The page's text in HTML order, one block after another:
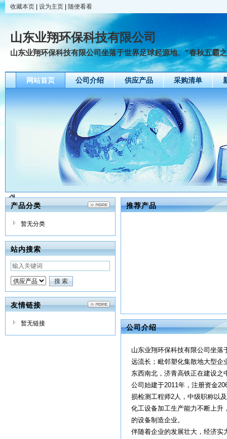
收藏本页 设为主页 随便看看
山东业翔环保科技有限公司
山东业翔环保科技有限公司坐落于世界足球起源地、“春秋五霸
网站首页 公司介绍 供应产品 采购清单
产品分类
暂无分类
站内搜索
友情链接
暂无链接
推荐产品
公司介绍
山东业翔环保科技有限公司坐落
远流长；毗邻塑化集散地大型企
东西南北，济青高铁正在建设之
公司始建于2011年，注册资金
损检测工程师2人，中级职称以
化工设备加工生产能力不断上升
的设备制造企业。
伴随着企业的发展壮大，经济实